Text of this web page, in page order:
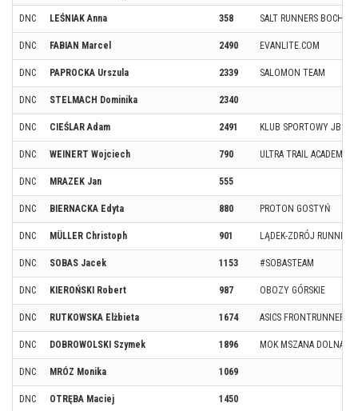
DNC LEŚNIAK Anna 358 SALT RUNNERS BOCHNIA
DNC FABIAN Marcel 2490 EVANLITE.COM
DNC PAPROCKA Urszula 2339 SALOMON TEAM
DNC STELMACH Dominika 2340
DNC CIEŚLAR Adam 2491 KLUB SPORTOWY JBG2
DNC WEINERT Wojciech 790 ULTRA TRAIL ACADEMY
DNC MRAZEK Jan 555
DNC BIERNACKA Edyta 880 PROTON GOSTYŃ
DNC MÜLLER Christoph 901 LĄDEK-ZDRÓJ RUNNERS
DNC SOBAS Jacek 1153 #SOBASTEAM
DNC KIEROŃSKI Robert 987 OBOZY GÓRSKIE
DNC RUTKOWSKA Elżbieta 1674 ASICS FRONTRUNNER ||
DNC DOBROWOLSKI Szymek 1896 MOK MSZANA DOLNA
DNC MRÓZ Monika 1069
DNC OTRĘBA Maciej 1450